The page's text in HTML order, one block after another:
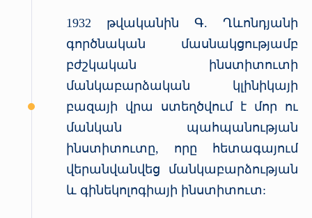
1932 թվականին Գ. Ղևոնդյանի
գործնական մասնակցությամբ
բժշկական ինստիտուտի
մանկաբարձական կլինիկայի
բազայի վրա ստեղծվում է մոր ու
մանկան պահպանության
ինստիտուտը, որը հետագայում
վերանվանվեց մանկաբարձության
և գինեկոլոգիայի ինստիտուտ: